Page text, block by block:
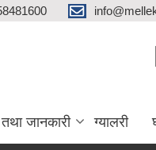
जानकारी ग्यालरी